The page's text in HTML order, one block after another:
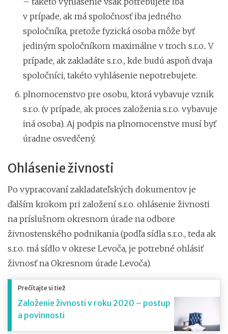
v prípade, ak má spoločnosť iba jedného
spoločníka, pretože fyzická osoba môže byť
jediným spoločníkom maximálne v troch s.r.o.. V
prípade, ak zakladáte s.r.o., kde budú aspoň dvaja
spoločníci, takéto vyhlásenie nepotrebujete.
plnomocenstvo pre osobu, ktorá vybavuje vznik
s.r.o. (v prípade, ak proces založenia s.r.o. vybavuje
iná osoba). Aj podpis na plnomocenstve musí byť
úradne osvedčený.
Ohlásenie živnosti
Po vypracovaní zakladateľských dokumentov je
ďalším krokom pri založení s.r.o. ohlásenie živnosti
na príslušnom okresnom úrade na odbore
živnostenského podnikania (podľa sídla s.r.o., teda ak
s.r.o. má sídlo v okrese Levoča, je potrebné ohlásiť
živnosť na Okresnom úrade Levoča).
Prečítajte si tiež
Založenie živnosti v roku 2020 – postup
a povinnosti